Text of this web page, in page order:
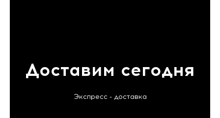
Доставим сегодня
Экспресс - доставка